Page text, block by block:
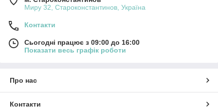
Миру 32, Староконстантинов, Україна
Контакти
Сьогодні працює з 09:00 до 16:00
Показати весь графік роботи
Про нас
Контакти